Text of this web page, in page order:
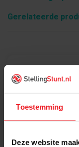
Toestemming
Deze website
Gerelateerde
Product